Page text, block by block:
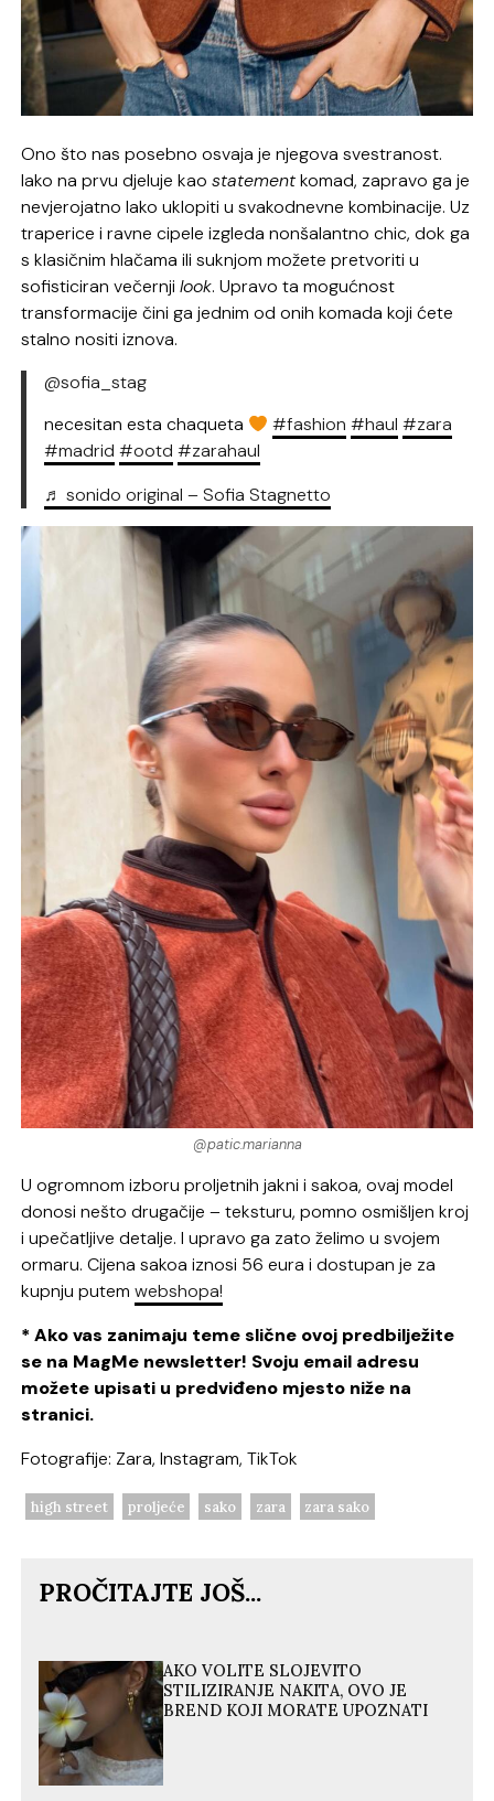
Ono što nas posebno osvaja je njegova svestranost.
Iako na prvu djeluje kaostatementkomad, zapravo ga je
nevjerojatno lako uklopiti u svakodnevne kombinacije. Uz
traperice i ravne cipele izgleda nonšalantno chic, dok ga
s klasičnim hlačama ili suknjom možete pretvoriti u
sofisticiran večernjilook. Upravo ta mogućnost
transformacije čini ga jednim od onih komada koji ćete
stalno nositi iznova.
@sofia_stag
necesitan esta chaqueta
#fashion #haul #zara
#madrid #ootd #zarahaul
♬ sonido original – Sofia Stagnetto
@patic.marianna
U ogromnom izboru proljetnih jakni i sakoa, ovaj model
donosi nešto drugačije – teksturu, pomno osmišljen kroj
i upečatljive detalje. I upravo ga zato želimo u svojem
ormaru. Cijena sakoa iznosi 56 eura i dostupan je za
kupnju putemwebshopa!
* Ako vas zanimaju teme slične ovoj predbilježite
se na MagMe newsletter! Svoju email adresu
možete upisati u predviđeno mjesto niže na
stranici.
Fotografije: Zara, Instagram, TikTok
high street proljeće sako zara zara sako
PROČITAJTE JOŠ...
AKO VOLITE SLOJEVITO
STILIZIRANJE NAKITA, OVO JE
BREND KOJI MORATE UPOZNATI